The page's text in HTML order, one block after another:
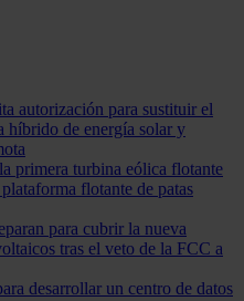
autorización para sustituir el
híbrido de energía solar y
primera turbina eólica flotante
flotante de patas
para cubrir la nueva
tras el veto de la FCC a
desarrollar un centro de datos